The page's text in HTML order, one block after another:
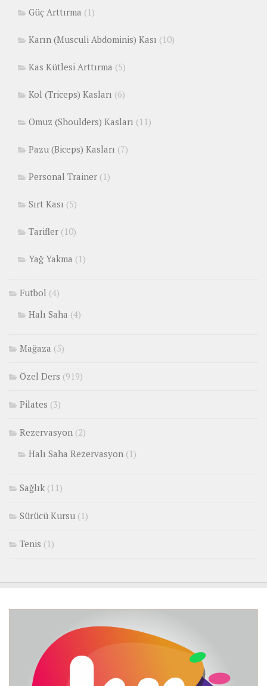
Güç Arttırma (1)
Karın (Musculi Abdominis) Kası (10)
Kas Kütlesi Arttırma (5)
Kol (Triceps) Kasları (6)
Omuz (Shoulders) Kasları (11)
Pazu (Biceps) Kasları (7)
Personal Trainer (1)
Sırt Kası (5)
Tarifler (10)
Yağ Yakma (1)
Futbol (4)
Halı Saha (4)
Mağaza (5)
Özel Ders (919)
Pilates (3)
Rezervasyon (2)
Halı Saha Rezervasyon (1)
Sağlık (11)
Sürücü Kursu (1)
Tenis (1)